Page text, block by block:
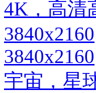
3840x2160
宇宙，星